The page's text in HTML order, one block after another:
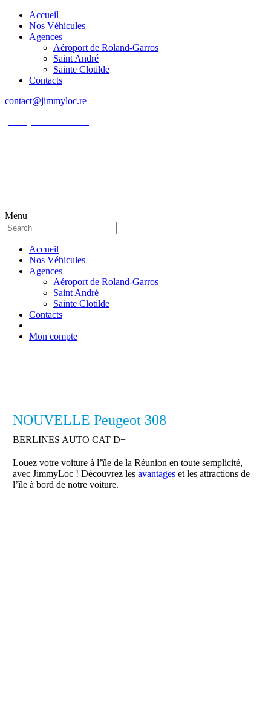
Accueil
Nos Véhicules
Agences
Aéroport de Roland-Garros
Saint André
Sainte Clotilde
Contacts
contact@jimmyloc.re
Menu
Accueil
Nos Véhicules
Agences
Aéroport de Roland-Garros
Saint André
Sainte Clotilde
Contacts
Mon compte
NOUVELLE Peugeot 308
BERLINES AUTO CAT D+
Louez votre voiture à l’île de la Réunion en toute semplicité,
avec JimmyLoc ! Découvrez les avantageset les attractions de
l’île à bord de notre voiture.